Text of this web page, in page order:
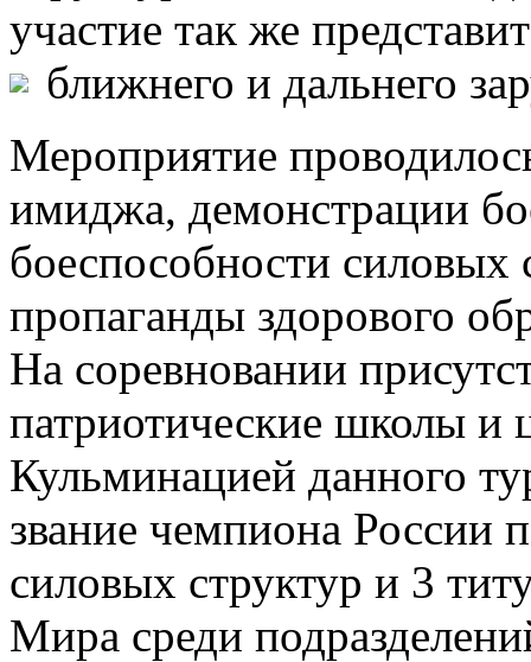
участие так же
ближнего и дальнего
Мероприятие
имиджа, демонстрации
боеспособности силовых
пропаганды здорового
На соревновании
патриотические школы и
Кульминацией данного
звание чемпиона России
силовых структур и 3
Мира среди